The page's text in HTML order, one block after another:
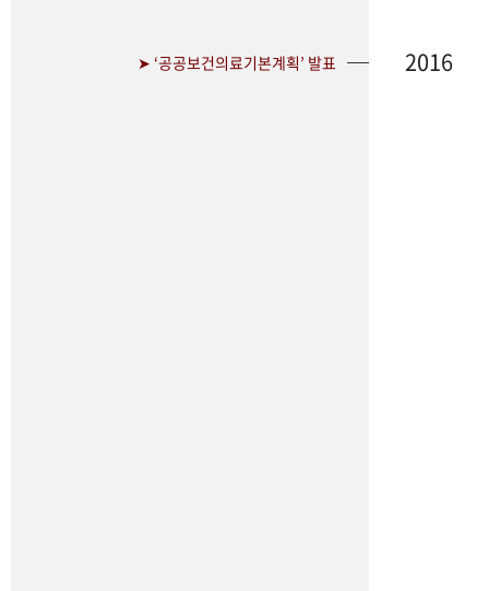
➤ ‘공공보건의료기본계획’ 발표 2016